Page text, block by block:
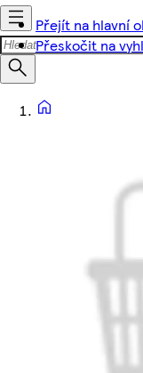
Přejít na hlavní
Přeskočit na